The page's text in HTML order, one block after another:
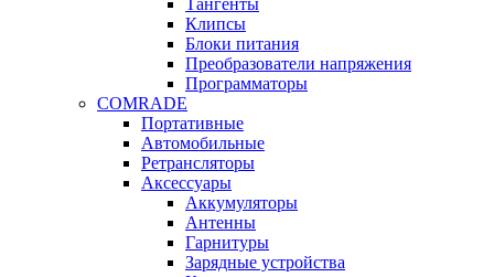
Клипсы
Блоки питания
Преобразователи напряжения
Программаторы
COMRADE
Портативные
Автомобильные
Ретрансляторы
Аксессуары
Аккумуляторы
Антенны
Гарнитуры
Зарядные устройства